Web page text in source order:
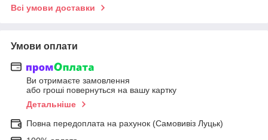
Всі умови доставки
Умови оплати
Ви отримаєте замовлення
або гроші повернуться на вашу картку
Детальніше
Повна передоплата на рахунок (Самовивіз Луцьк)